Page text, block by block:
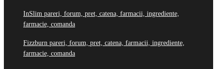
InSlim pareri, forum, pret, catena, farmacii, ingrediente,
farmacie, comanda
Fizzburn pareri, forum, pret, catena, farmacii, ingrediente,
farmacie, comanda